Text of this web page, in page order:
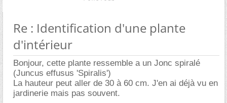
Re : Identification d'une plante
d'intérieur
Bonjour, cette plante ressemble a un Jonc spiralé
(Juncus effusus 'Spiralis')
La hauteur peut aller de 30 à 60 cm. J'en ai déjà vu en
jardinerie mais pas souvent.